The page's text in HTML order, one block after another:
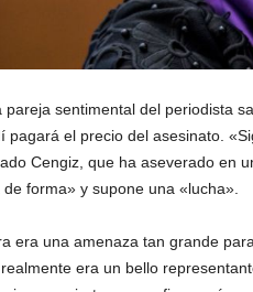
pareja sentimental del periodista
pagará el precio del asesinato.
Cengiz, que ha aseverado en
forma» y supone una «lucha».
era una amenaza tan grande
era un bello